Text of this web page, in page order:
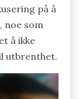
på å
noe som
å ikke
utbrenthet.